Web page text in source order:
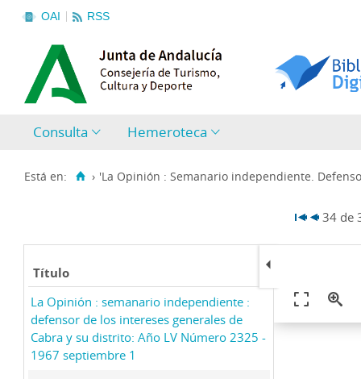
OAI RSS
Consulta Hemeroteca
Está en: › 'La Opinión : Semanario independiente.
34 de
Título
La Opinión : semanario independiente :
defensor de los intereses generales de
Cabra y su distrito: Año LV Número 2325 -
1967 septiembre 1